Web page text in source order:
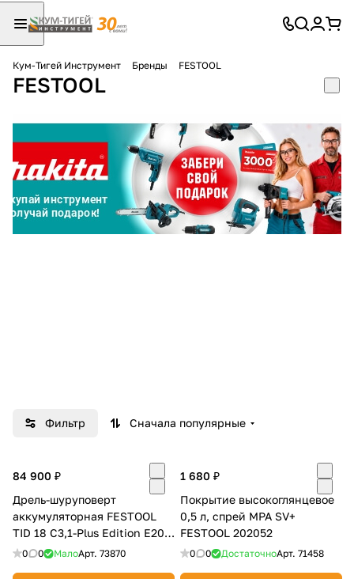
Кум-Тигей Инструмент Бренды FESTOOL
FESTOOL
Фильтр Сначала популярные
84 900 ₽
Дрель-шуруповерт
аккумуляторная FESTOOL
TID 18 C3,1-Plus Edition E20
(конт. Sys3) 576485-E20
0 0 МалоАрт. 73870
1 680 ₽
Покрытие высокоглянцевое
0,5 л, спрей MPA SV+
FESTOOL 202052
0 0 ДостаточноАрт. 71458
Для клиентов всех банков
Разбейте
оплату на части
без переплат
25
% картой любого банка
Получайте товар
выбранный способом